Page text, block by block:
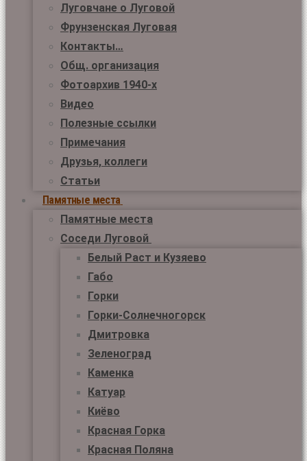
Луговчане о Луговой
Фрунзенская Луговая
Контакты…
Общ. организация
Фотоархив 1940-х
Видео
Полезные ссылки
Примечания
Друзья, коллеги
Статьи
Памятные места
Памятные места
Соседи Луговой
Белый Раст и Кузяево
Габо
Горки
Горки-Солнечногорск
Дмитровка
Зеленоград
Каменка
Катуар
Киёво
Красная Горка
Красная Поляна